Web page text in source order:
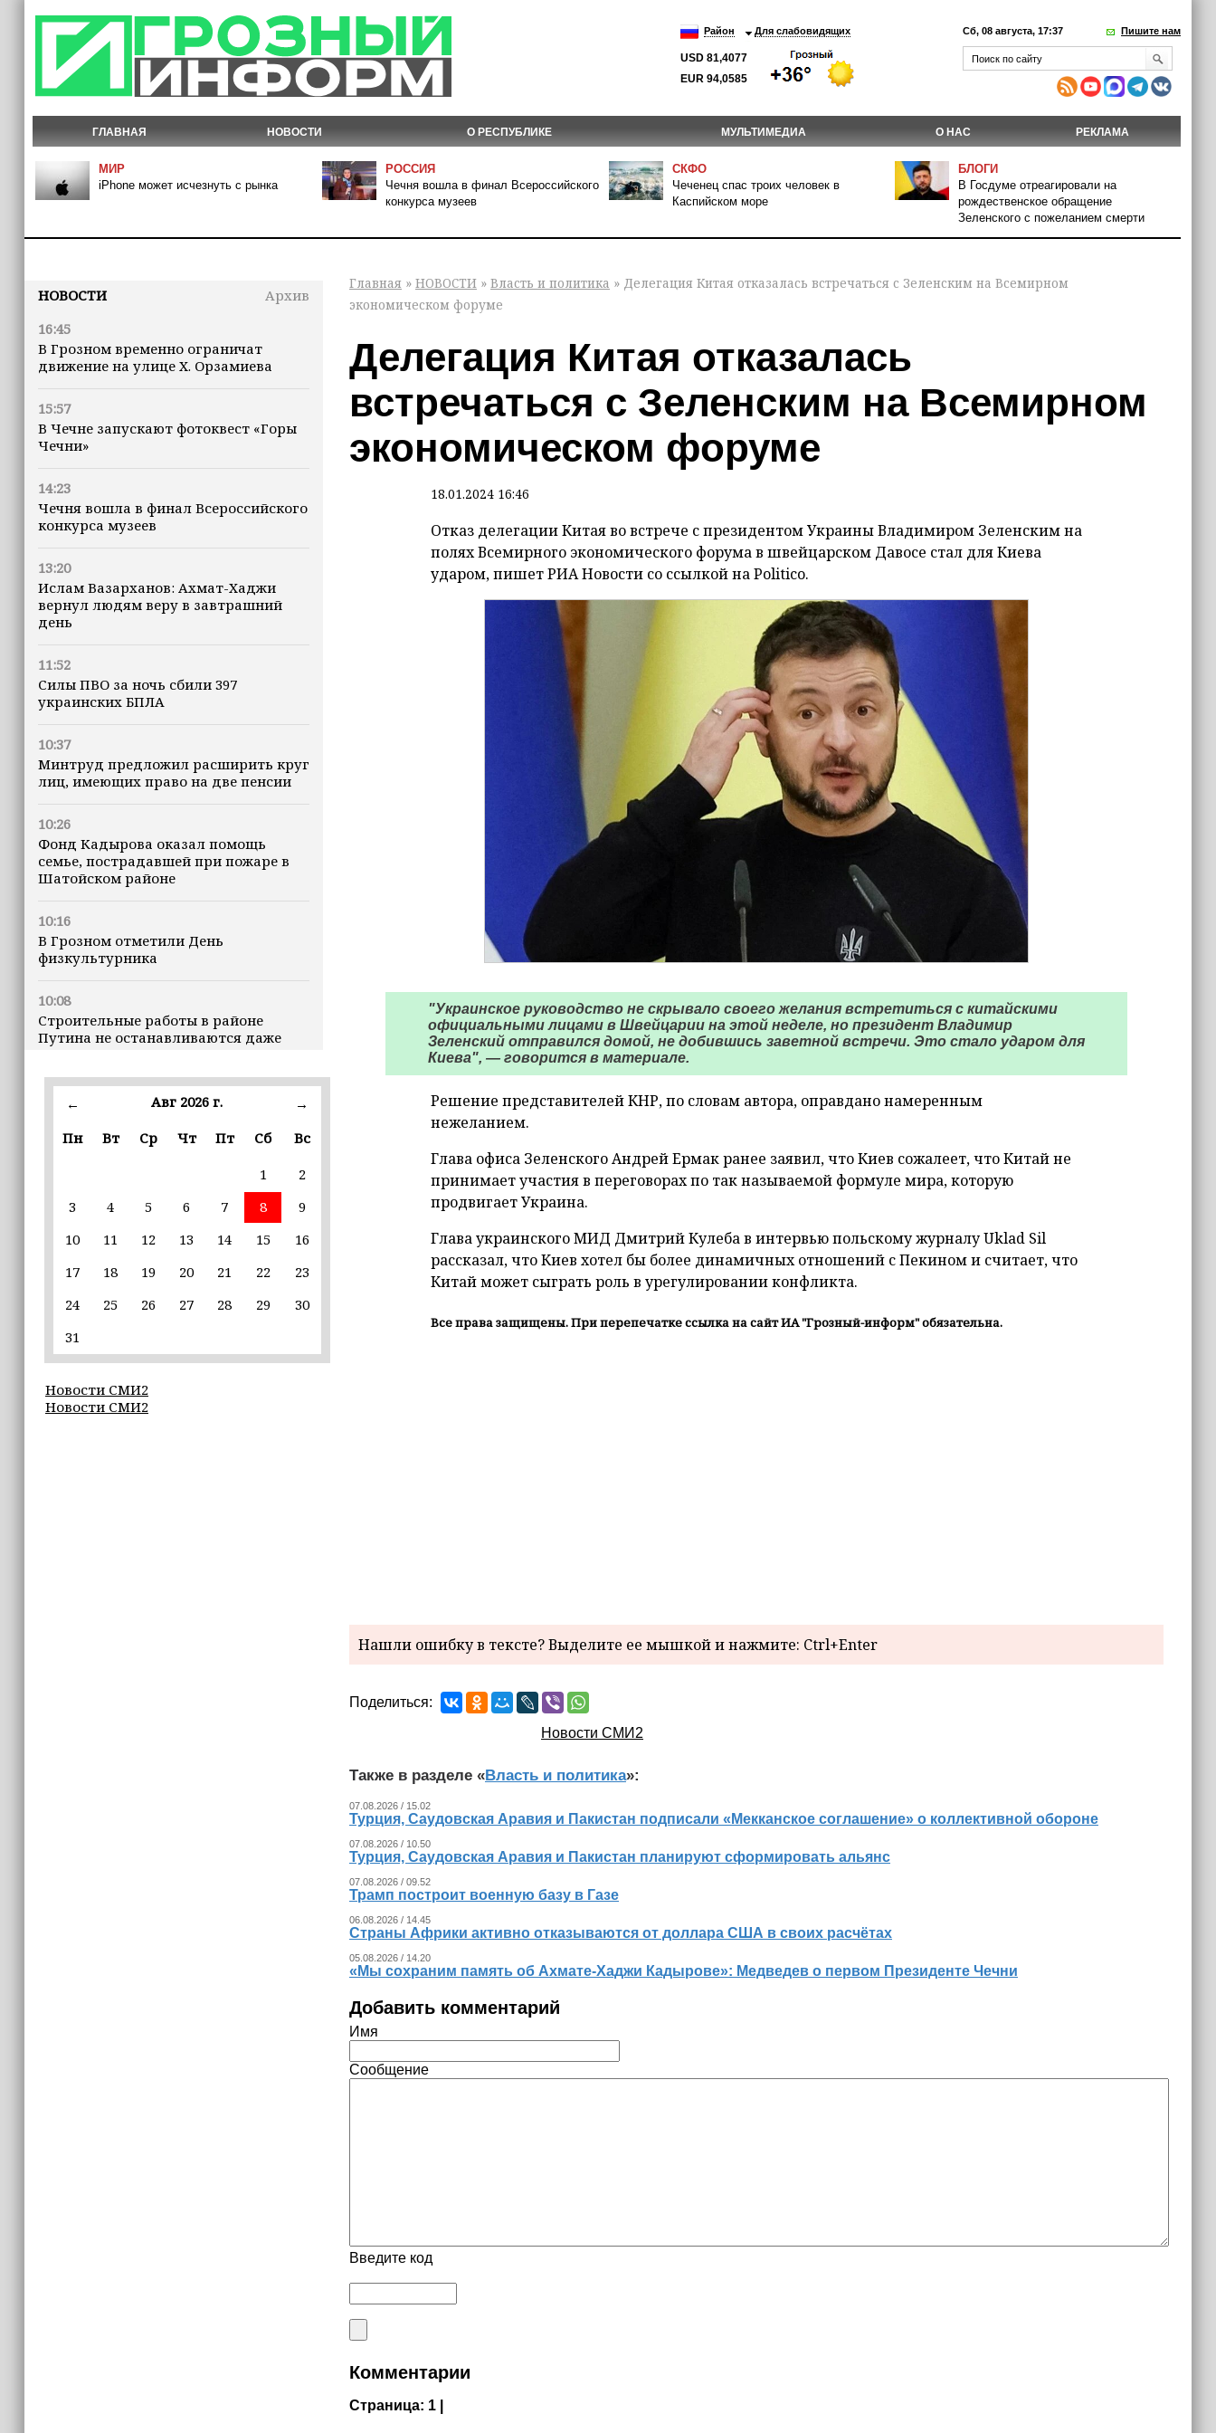
Район Для слабовидящих
USD 81,4077
EUR 94,0585
Сб, 08 августа, 17:37 Пишите нам
ГЛАВНАЯ НОВОСТИ О РЕСПУБЛИКЕ МУЛЬТИМЕДИА О НАС РЕКЛАМА
МИР
iPhone может исчезнуть с рынка
РОССИЯ
Чечня вошла в финал Всероссийского
конкурса музеев
СКФО
Чеченец спас троих человек в
Каспийском море
БЛОГИ
В Госдуме отреагировали на
рождественское обращение
Зеленского с пожеланием смерти
НОВОСТИ
Архив
16:45
В Грозном временно ограничат
движение на улице Х. Орзамиева
15:57
В Чечне запускают фотоквест «Горы
Чечни»
14:23
Чечня вошла в финал Всероссийского
конкурса музеев
13:20
Ислам Вазарханов: Ахмат-Хаджи
вернул людям веру в завтрашний
день
11:52
Силы ПВО за ночь сбили 397
украинских БПЛА
10:37
Минтруд предложил расширить круг
лиц, имеющих право на две пенсии
10:26
Фонд Кадырова оказал помощь
семье, пострадавшей при пожаре в
Шатойском районе
10:16
В Грозном отметили День
физкультурника
10:08
Строительные работы в районе
Путина не останавливаются даже
марта
В пяти школах столицы обновляют
инфраструктуру по госпрограмме
Силы ПВО сбили 75 БПЛА над
сутки
20:09
19:37
← Авг 2026 г.
→
Пн
Вт Ср Чт Пт Сб
Вс
1
2
3
4 5 6 7 8
9
10
11 12 13 14 15
16
17
18 19 20 21 22
23
24
25 26 27 28 29
30
31
Новости СМИ2
Новости СМИ2
Главная » НОВОСТИ » Власть и политика » Делегация Китая отказалась встречаться с Зеленским на Всемирном
экономическом форуме
Делегация Китая отказалась
встречаться с Зеленским на Всемирном
экономическом форуме
18.01.2024 16:46
Отказ делегации Китая во встрече с президентом Украины Владимиром Зеленским на
полях Всемирного экономического форума в швейцарском Давосе стал для Киева
ударом, пишет РИА Новости со ссылкой на Politico.
"Украинское руководство не скрывало своего желания встретиться с китайскими
официальными лицами в Швейцарии на этой неделе, но президент Владимир
Зеленский отправился домой, не добившись заветной встречи. Это стало ударом для
Киева", — говорится в материале.
Решение представителей КНР, по словам автора, оправдано намеренным
нежеланием.
Глава офиса Зеленского Андрей Ермак ранее заявил, что Киев сожалеет, что Китай не
принимает участия в переговорах по так называемой формуле мира, которую
продвигает Украина.
Глава украинского МИД Дмитрий Кулеба в интервью польскому журналу Uklad Sil
рассказал, что Киев хотел бы более динамичных отношений с Пекином и считает, что
Китай может сыграть роль в урегулировании конфликта.
Все права защищены. При перепечатке ссылка на сайт ИА "Грозный-информ" обязательна.
Нашли ошибку в тексте? Выделите ее мышкой и нажмите: Ctrl+Enter
Поделиться:
Новости СМИ2
Также в разделе «Власть и политика»:
07.08.2026 / 15.02
Турция, Саудовская Аравия и Пакистан подписали «Мекканское соглашение» о коллективной обороне
07.08.2026 / 10.50
Турция, Саудовская Аравия и Пакистан планируют сформировать альянс
07.08.2026 / 09.52
Трамп построит военную базу в Газе
06.08.2026 / 14.45
Страны Африки активно отказываются от доллара США в своих расчётах
05.08.2026 / 14.20
«Мы сохраним память об Ахмате-Хаджи Кадырове»: Медведев о первом Президенте Чечни
Добавить комментарий
Имя
Сообщение
Введите код
Комментарии
Страница: 1 |